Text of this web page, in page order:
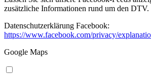
zusätzliche Informationen rund um den DTV.
Datenschutzerklärung Facebook:
https://www.facebook.com/privacy/
Google Maps